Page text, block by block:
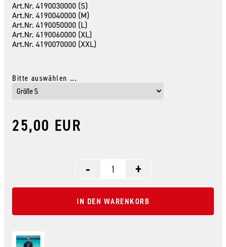
Art.Nr. 4190030000 (S)
Art.Nr. 4190040000 (M)
Art.Nr. 4190050000 (L)
Art.Nr. 4190060000 (XL)
Art.Nr. 4190070000 (XXL)
Bitte auswählen ...
25,00 EUR
- +
IN DEN WARENKORB